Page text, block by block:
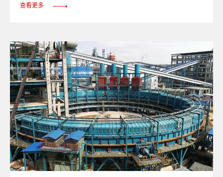
外热像仪对准漆黑的树林——屏幕上，一团团暖色的轮廓清
知” 。
查看更多